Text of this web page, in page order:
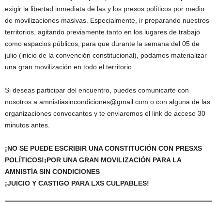
exigir la libertad inmediata de las y los presos políticos por medio
de movilizaciones masivas. Especialmente, ir preparando nuestros
territorios, agitando previamente tanto en los lugares de trabajo
como espacios públicos, para que durante la semana del 05 de
julio (inicio de la convención constitucional), podamos materializar
una gran movilización en todo el territorio.
Si deseas participar del encuentro, puedes comunicarte con
nosotros a amnistiasincondiciones@gmail.com o con alguna de las
organizaciones convocantes y te enviaremos el link de acceso 30
minutos antes.
¡NO SE PUEDE ESCRIBIR UNA CONSTITUCIÓN CON PRESXS
POLÍTICOS!¡POR UNA GRAN MOVILIZACIÓN PARA LA
AMNISTÍA SIN CONDICIONES
¡JUICIO Y CASTIGO PARA LXS CULPABLES!